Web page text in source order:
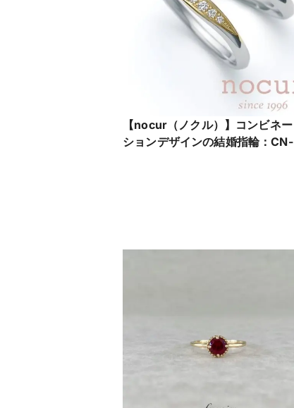
【nocur（ノクル）】コンビネー
ションデザインの結婚指輪：CN-